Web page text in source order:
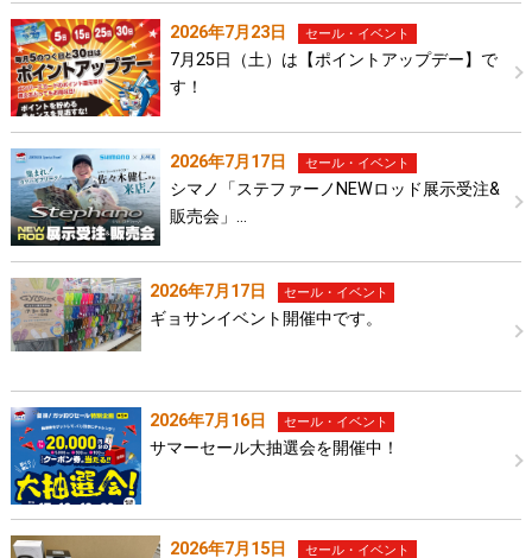
2026年7月23日 セール・イベント
7月25日（土）は【ポイントアップデー】で
す！
2026年7月17日 セール・イベント
シマノ「ステファーノNEWロッド展示受注&
販売会」…
2026年7月17日 セール・イベント
ギョサンイベント開催中です。
2026年7月16日 セール・イベント
サマーセール大抽選会を開催中！
2026年7月15日 セール・イベント